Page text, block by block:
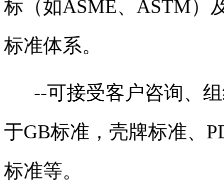
标（如ASME、ASTM）
标准体系。
--可接受客户咨询、组
于GB标准，壳牌标准、
标准等。